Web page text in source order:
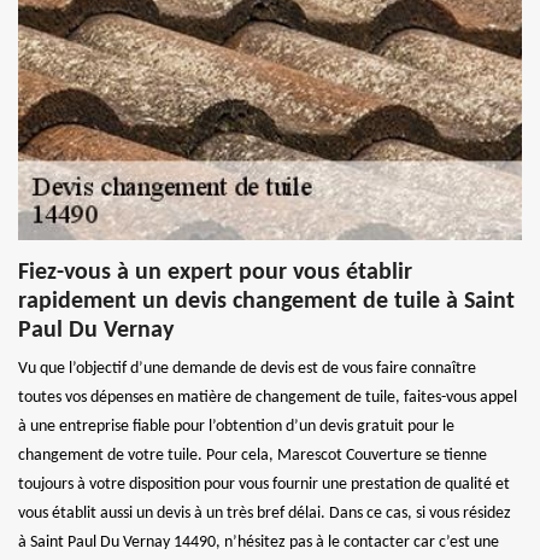
Fiez-vous à un expert pour vous établir
rapidement un devis changement de tuile à Saint
Paul Du Vernay
Vu que l’objectif d’une demande de devis est de vous faire connaître
toutes vos dépenses en matière de changement de tuile, faites-vous appel
à une entreprise fiable pour l’obtention d’un devis gratuit pour le
changement de votre tuile. Pour cela, Marescot Couverture se tienne
toujours à votre disposition pour vous fournir une prestation de qualité et
vous établit aussi un devis à un très bref délai. Dans ce cas, si vous résidez
à Saint Paul Du Vernay 14490, n’hésitez pas à le contacter car c’est une